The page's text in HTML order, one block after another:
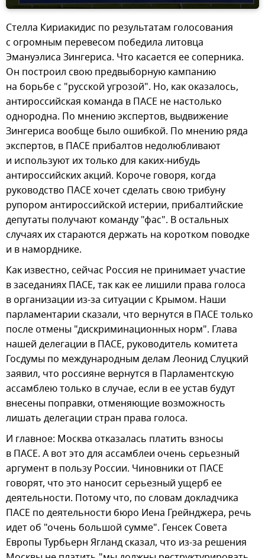
Стелла Кириакидис по результатам голосования
с огромным перевесом победила литовца
Эмануэлиса Зингериса. Что касается ее соперника.
Он построил свою предвыборную кампанию
на борьбе с "русской угрозой". Но, как оказалось,
антироссийская команда в ПАСЕ не настолько
однородна. По мнению экспертов, выдвижение
Зингериса вообще было ошибкой. По мнению ряда
экспертов, в ПАСЕ прибалтов недолюбливают
и используют их только для каких-нибудь
антироссийских акций. Короче говоря, когда
руководство ПАСЕ хочет сделать свою трибуну
рупором антироссийской истерии, прибалтийские
депутаты получают команду "фас". В остальных
случаях их стараются держать на коротком поводке
и в наморднике.
Как известно, сейчас Россия не принимает участие
в заседаниях ПАСЕ, так как ее лишили права голоса
в организации из-за ситуации с Крымом. Наши
парламентарии сказали, что вернутся в ПАСЕ только
после отмены "дискриминационных норм". Глава
нашей делегации в ПАСЕ, руководитель комитета
Госдумы по международным делам Леонид Слуцкий
заявил, что россияне вернутся в Парламентскую
ассамблею только в случае, если в ее устав будут
внесены поправки, отменяющие возможность
лишать делегации стран права голоса.
И главное: Москва отказалась платить взносы
в ПАСЕ. А вот это для ассамблеи очень серьезный
аргумент в пользу России. Чиновники от ПАСЕ
говорят, что это наносит серьезный ущерб ее
деятельности. Потому что, по словам докладчика
ПАСЕ по деятельности бюро Иена Грейнджера, речь
идет об "очень большой сумме". Генсек Совета
Европы Турбьерн Ягланд сказал, что из-за решения